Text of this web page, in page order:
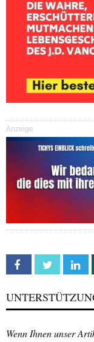
Anzeige
Facebook Twitter
Wenn Ihnen unser